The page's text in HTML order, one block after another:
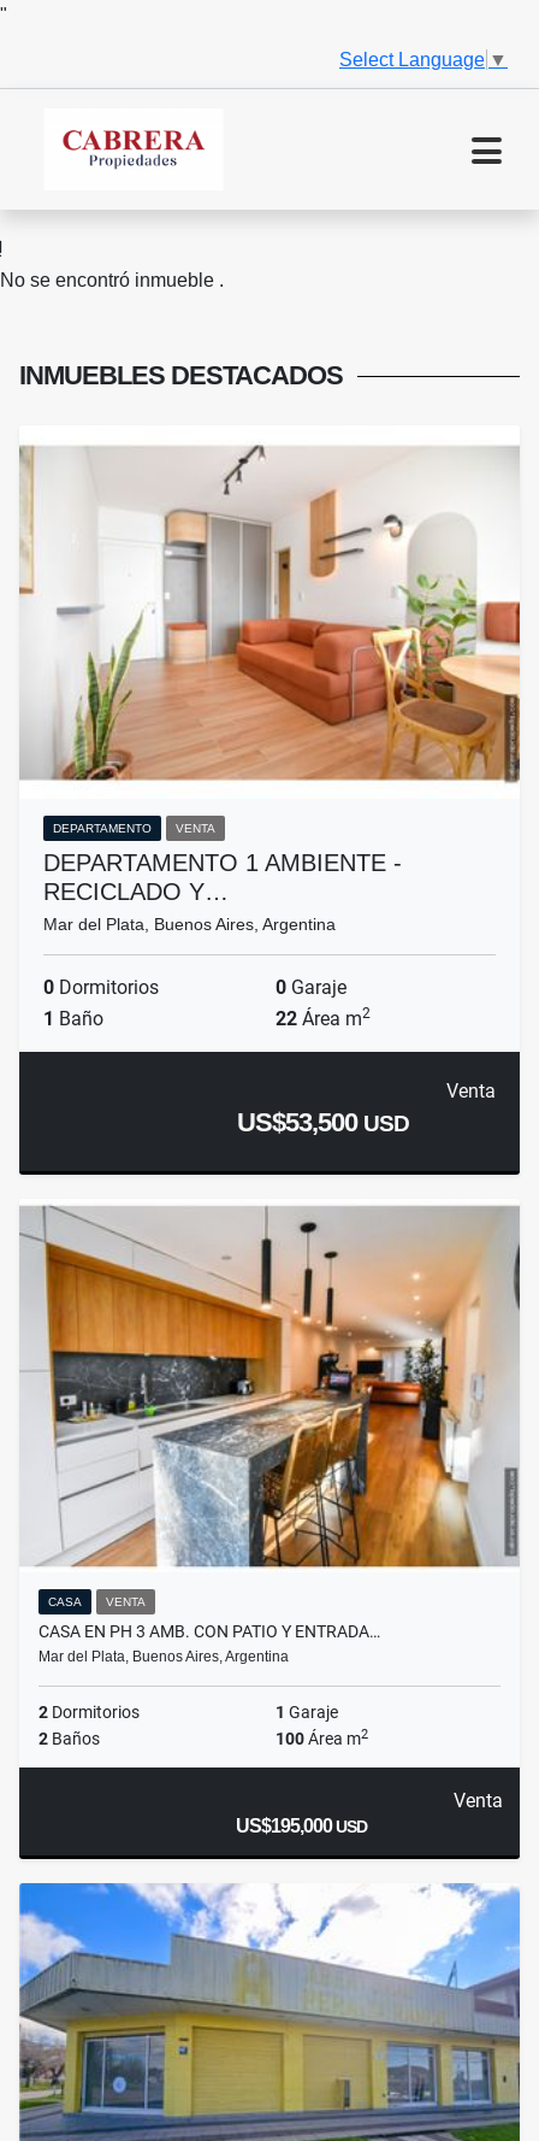
"
Select Language ▼
No se encontró inmueble .
INMUEBLES DESTACADOS
DEPARTAMENTO VENTA
DEPARTAMENTO 1 AMBIENTE -
RECICLADO Y…
Mar del Plata, Buenos Aires, Argentina
0 Dormitorios 0 Garaje
1 Baño 22 Área m2
Venta
US$53,500 USD
CASA VENTA
CASA EN PH 3 AMB. CON PATIO Y ENTRADA…
Mar del Plata, Buenos Aires, Argentina
2 Dormitorios 1 Garaje
2 Baños 100Área m2
Venta
US$195,000USD